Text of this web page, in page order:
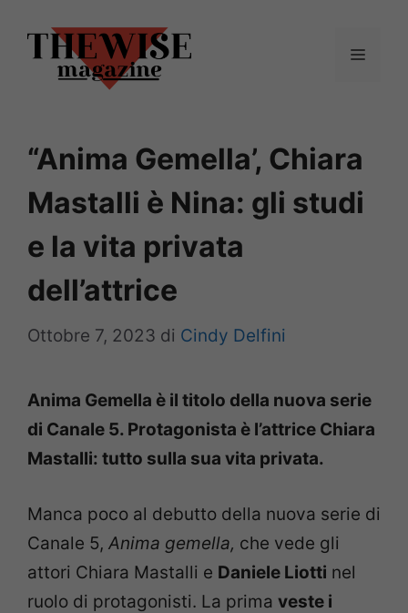
contenuto
Menu
“Anima Gemella’, Chiara
Mastalli è Nina: gli studi
e la vita privata
dell’attrice
Ottobre 7, 2023 di Cindy Delfini
Anima Gemella è il titolo della nuova serie
di Canale 5. Protagonista è l’attrice Chiara
Mastalli: tutto sulla sua vita privata.
Manca poco al debutto della nuova serie di
Canale 5, Anima gemella, che vede gli
attori Chiara Mastalli e Daniele Liotti nel
ruolo di protagonisti. La prima veste i